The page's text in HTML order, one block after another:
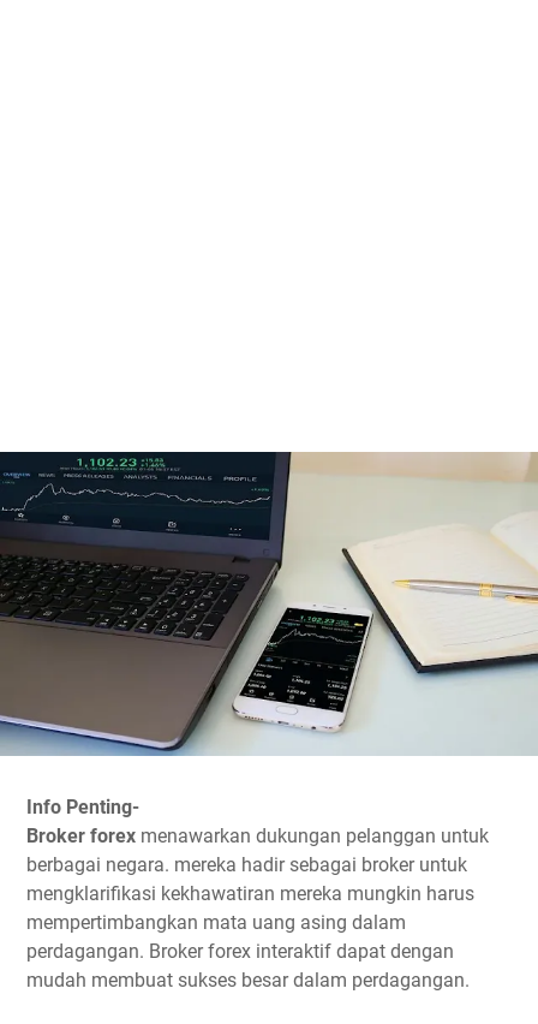
Info Penting-
Broker forex menawarkan dukungan pelanggan untuk
berbagai negara. mereka hadir sebagai broker untuk
mengklarifikasi kekhawatiran mereka mungkin harus
mempertimbangkan mata uang asing dalam
perdagangan. Broker forex interaktif dapat dengan
mudah membuat sukses besar dalam perdagangan.